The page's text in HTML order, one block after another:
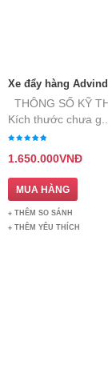
Xe đẩy hàng
THÔNG SỐ KỸ
Kích thước chưa g..
1.650.000VNĐ
THÊM SO SÁNH
THÊM YÊU THÍCH